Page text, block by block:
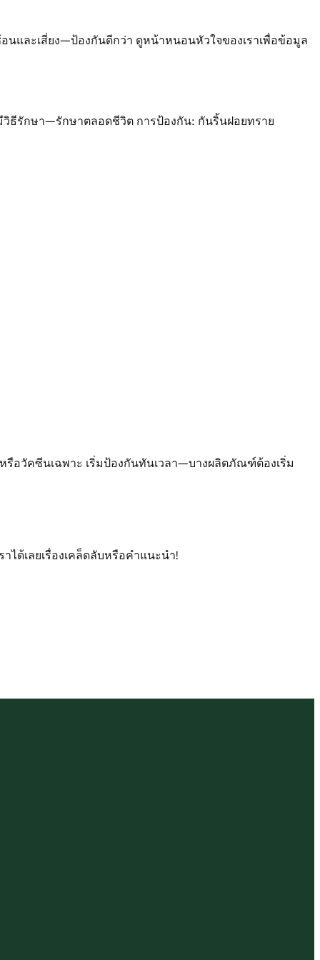
และเสี่ยง—ป้องกันดีกว่า ดูหน้าหนอนหัวใจของเราเพื่อข้อมูล
วิธีรักษา—รักษาตลอดชีวิต การป้องกัน: กันริ้นฝอยทราย
อวัคซีนเฉพาะ เริ่มป้องกันทันเวลา—บางผลิตภัณฑ์ต้องเริ่ม
ได้เลยเรื่องเคล็ดลับหรือคำแนะนำ!